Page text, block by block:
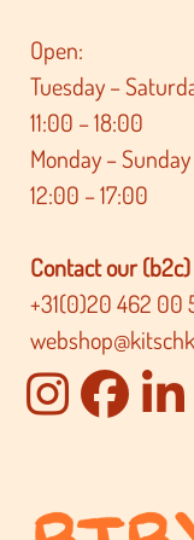
Open:
Tuesday –
11:00 – 18:00
Monday – Sunday
12:00 – 17:00
Contact our
+31(0)20 462 00